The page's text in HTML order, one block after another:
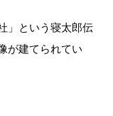
」という寝太郎伝
が建てられてい